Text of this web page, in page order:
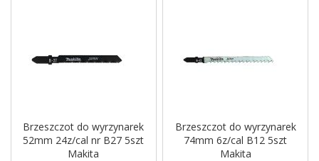
Brzeszczot do wyrzynarek
52mm 24z/cal nr B27 5szt
Makita
Brzeszczot do wyrzynarek
74mm 6z/cal B12 5szt
Makita